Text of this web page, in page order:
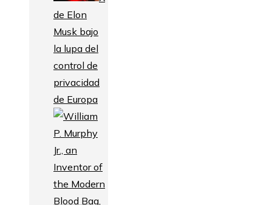
de Elon
Musk bajo
la lupa del
control de
privacidad
de Europa